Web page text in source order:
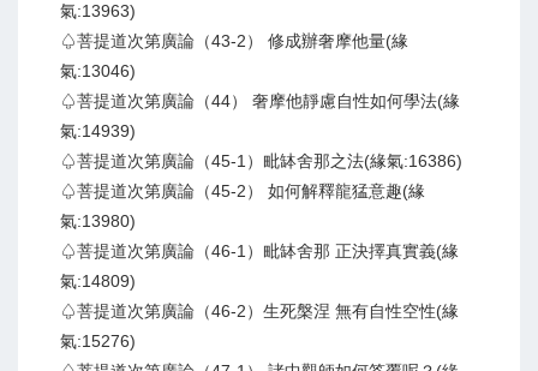
氣:13963)
♤菩提道次第廣論（43-2） 修成辦奢摩他量(緣
氣:13046)
♤菩提道次第廣論（44） 奢摩他靜慮自性如何學法(緣
氣:14939)
♤菩提道次第廣論（45-1）毗缽舍那之法(緣氣:16386)
♤菩提道次第廣論（45-2） 如何解釋龍猛意趣(緣
氣:13980)
♤菩提道次第廣論（46-1）毗缽舍那 正決擇真實義(緣
氣:14809)
♤菩提道次第廣論（46-2）生死槃涅 無有自性空性(緣
氣:15276)